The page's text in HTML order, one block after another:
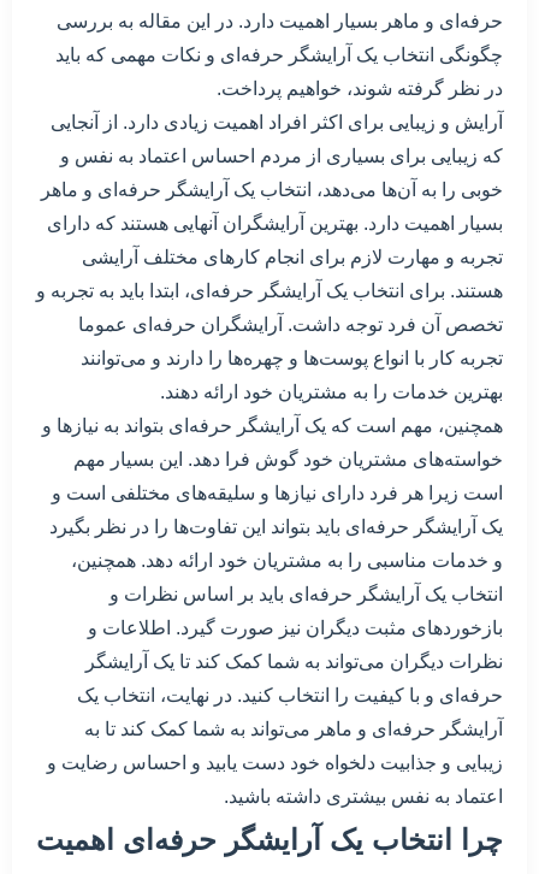
حرفه‌ای و ماهر بسیار اهمیت دارد. در این مقاله به بررسی
چگونگی انتخاب یک آرایشگر حرفه‌ای و نکات مهمی که باید
در نظر گرفته شوند، خواهیم پرداخت.
آرایش و زیبایی برای اکثر افراد اهمیت زیادی دارد. از آنجایی
که زیبایی برای بسیاری از مردم احساس اعتماد به نفس و
خوبی را به آن‌ها می‌دهد، انتخاب یک آرایشگر حرفه‌ای و ماهر
بسیار اهمیت دارد. بهترین آرایشگران آنهایی هستند که دارای
تجربه و مهارت لازم برای انجام کارهای مختلف آرایشی
هستند. برای انتخاب یک آرایشگر حرفه‌ای، ابتدا باید به تجربه و
تخصص آن فرد توجه داشت. آرایشگران حرفه‌ای عموما
تجربه کار با انواع پوست‌ها و چهره‌ها را دارند و می‌توانند
بهترین خدمات را به مشتریان خود ارائه دهند.
همچنین، مهم است که یک آرایشگر حرفه‌ای بتواند به نیازها و
خواسته‌های مشتریان خود گوش فرا دهد. این بسیار مهم
است زیرا هر فرد دارای نیازها و سلیقه‌های مختلفی است و
یک آرایشگر حرفه‌ای باید بتواند این تفاوت‌ها را در نظر بگیرد
و خدمات مناسبی را به مشتریان خود ارائه دهد. همچنین،
انتخاب یک آرایشگر حرفه‌ای باید بر اساس نظرات و
بازخوردهای مثبت دیگران نیز صورت گیرد. اطلاعات و
نظرات دیگران می‌تواند به شما کمک کند تا یک آرایشگر
حرفه‌ای و با کیفیت را انتخاب کنید. در نهایت، انتخاب یک
آرایشگر حرفه‌ای و ماهر می‌تواند به شما کمک کند تا به
زیبایی و جذابیت دلخواه خود دست یابید و احساس رضایت و
اعتماد به نفس بیشتری داشته باشید.
چرا انتخاب یک آرایشگر حرفه‌ای اهمیت